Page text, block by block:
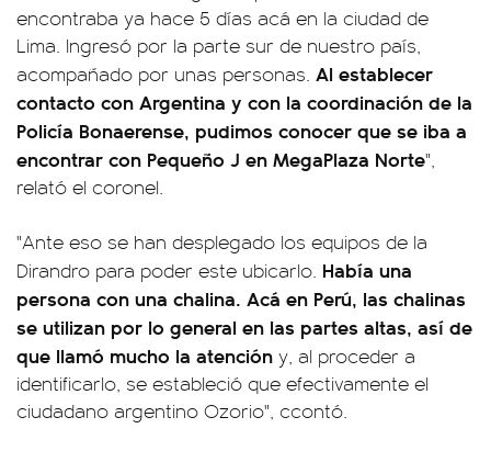
encontraba ya hace 5 días acá en la ciudad de
Lima. Ingresó por la parte sur de nuestro país,
acompañado por unas personas. Al establecer
contacto con Argentina y con la coordinación de la
Policía Bonaerense, pudimos conocer que se iba a
encontrar con Pequeño J en MegaPlaza Norte",
relató el coronel.
"Ante eso se han desplegado los equipos de la
Dirandro para poder este ubicarlo. Había una
persona con una chalina. Acá en Perú, las chalinas
se utilizan por lo general en las partes altas, así de
que llamó mucho la atención y, al proceder a
identificarlo, se estableció que efectivamente el
ciudadano argentino Ozorio", ccontó.